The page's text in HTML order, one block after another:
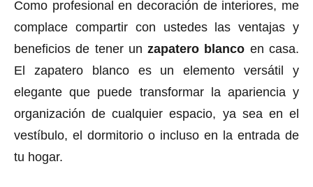
Como profesional en decoración de interiores, me
complace compartir con ustedes las ventajas y
beneficios de tener unzapatero blanco en casa.
El zapatero blanco es un elemento versátil y
elegante que puede transformar la apariencia y
organización de cualquier espacio, ya sea en el
vestíbulo, el dormitorio o incluso en la entrada de
tu hogar.